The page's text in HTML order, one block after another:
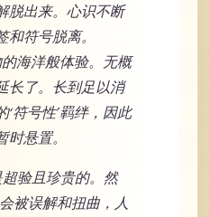
脱出来。心识不断
符号脱离。
海洋般体验。无概
长了。长到足以消
符号性’羁绊，因此
悬置。
验且珍贵的。然
被误解和扭曲，人